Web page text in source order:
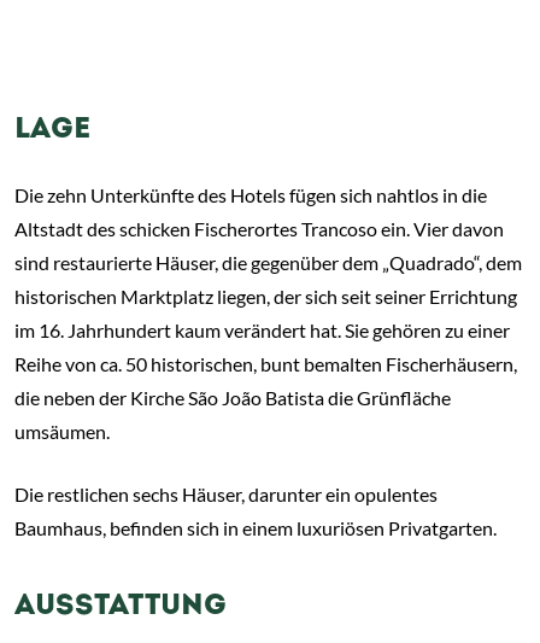
LAGE
Die zehn Unterkünfte des Hotels fügen sich nahtlos in die
Altstadt des schicken Fischerortes Trancoso ein. Vier davon
sind restaurierte Häuser, die gegenüber dem „Quadrado“, dem
historischen Marktplatz liegen, der sich seit seiner Errichtung
im 16. Jahrhundert kaum verändert hat. Sie gehören zu einer
Reihe von ca. 50 historischen, bunt bemalten Fischerhäusern,
die neben der Kirche São João Batista die Grünfläche
umsäumen.
Die restlichen sechs Häuser, darunter ein opulentes
Baumhaus, befinden sich in einem luxuriösen Privatgarten.
AUSSTATTUNG